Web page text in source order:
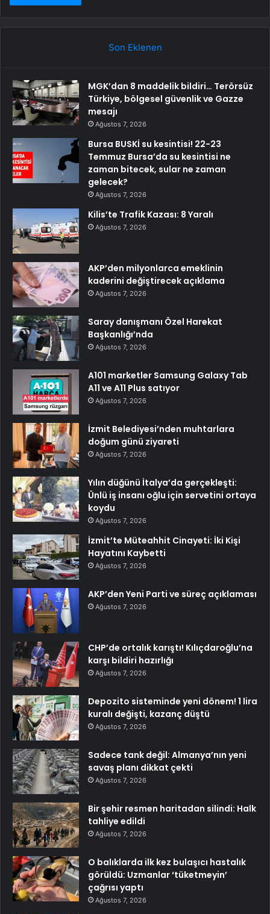
Son Eklenen
MGK’dan 8 maddelik bildiri… Terörsüz
Türkiye, bölgesel güvenlik ve Gazze
mesajı
Ağustos 7, 2026
Bursa BUSKİ su kesintisi! 22-23
Temmuz Bursa’da su kesintisi ne
zaman bitecek, sular ne zaman
gelecek?
Ağustos 7, 2026
Kilis’te Trafik Kazası: 8 Yaralı
Ağustos 7, 2026
AKP’den milyonlarca emeklinin
kaderini değiştirecek açıklama
Ağustos 7, 2026
Saray danışmanı Özel Harekat
Başkanlığı’nda
Ağustos 7, 2026
A101 marketler Samsung Galaxy Tab
A11 ve A11 Plus satıyor
Ağustos 7, 2026
İzmit Belediyesi’nden muhtarlara
doğum günü ziyareti
Ağustos 7, 2026
Yılın düğünü İtalya’da gerçekleşti:
Ünlü iş insanı oğlu için servetini ortaya
koydu
Ağustos 7, 2026
İzmit’te Müteahhit Cinayeti: İki Kişi
Hayatını Kaybetti
Ağustos 7, 2026
AKP’den Yeni Parti ve süreç açıklaması
Ağustos 7, 2026
CHP’de ortalık karıştı! Kılıçdaroğlu’na
karşı bildiri hazırlığı
Ağustos 7, 2026
Depozito sisteminde yeni dönem! 1 lira
kuralı değişti, kazanç düştü
Ağustos 7, 2026
Sadece tank değil: Almanya’nın yeni
savaş planı dikkat çekti
Ağustos 7, 2026
Bir şehir resmen haritadan silindi: Halk
tahliye edildi
Ağustos 7, 2026
O balıklarda ilk kez bulaşıcı hastalık
görüldü: Uzmanlar ‘tüketmeyin’
çağrısı yaptı
Ağustos 7, 2026